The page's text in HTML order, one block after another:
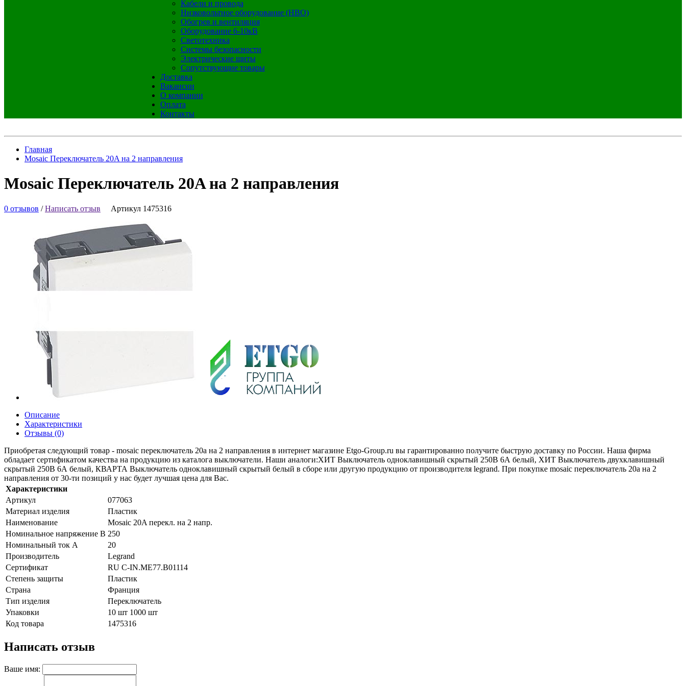
Кабели и провода
Низковольтное оборудование (НВО)
Обогрев и вентиляция
Оборудование 6-10кВ
Светотехника
Системы безопасности
Электрические щиты
Сопутствующие товары
Доставка
Вакансии
О компании
Оплата
Контакты
Главная
Mosaic Переключатель 20A на 2 направления
Mosaic Переключатель 20A на 2 направления
0 отзывов /Написать отзыв Артикул 1475316
Описание
Характеристики
Отзывы (0)
Приобретая следующий товар - mosaic переключатель 20a на 2 направления в интернет магазине Etgo-Group.ru вы гарантированно получите быструю доставку по России. Наша фирма
обладает сертификатом качества на продукцию из каталога выключатели. Наши аналоги:ХИТ Выключатель одноклавишный скрытый 250В 6А белый, ХИТ Выключатель двухклавишный
скрытый 250В 6А белый, КВАРТА Выключатель одноклавишный скрытый белый в сборе или другую продукцию от производителя legrand. При покупке mosaic переключатель 20a на 2
направления от 30-ти позиций у нас будет лучшая цена для Вас.
Характеристики
Артикул
077063
Материал изделия
Пластик
Наименование
Mosaic 20A перекл. на 2 напр.
Номинальное напряжение В 250
Номинальный ток А
20
Производитель
Legrand
Сертификат
RU C-IN.ME77.B01114
Степень защиты
Пластик
Страна
Франция
Тип изделия
Переключатель
Упаковки
10 шт 1000 шт
Код товара
1475316
Написать отзыв
Ваше имя: